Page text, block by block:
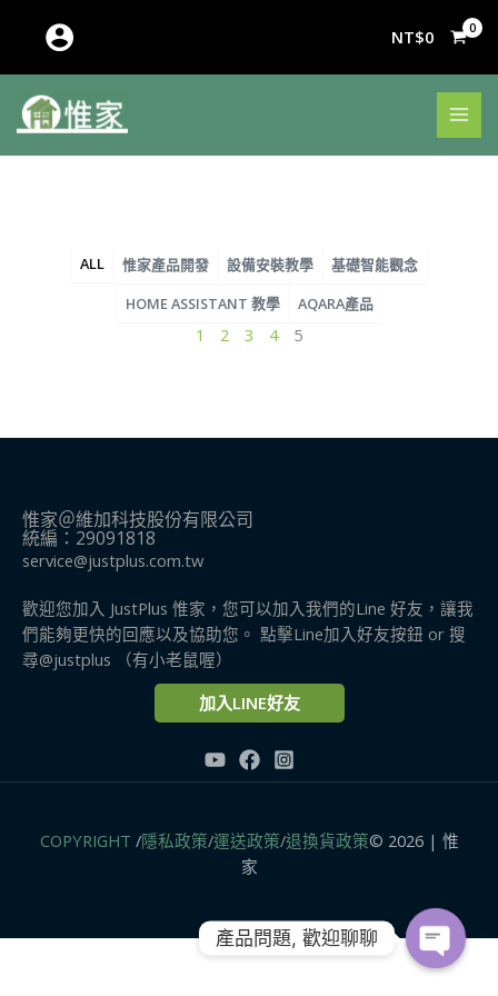
NT$0
惟家產品開發 設備安裝教學
基礎智能觀念
HOME ASSISTANT 教學
AQARA產品
ALL
頁1
頁
2
頁
3
頁
4
頁
5
惟家＠維加科技股份有限公司
統編：29091818
service@justplus.com.tw
歡迎您加入 JustPlus 惟家，您可以加入我們的Line 好友，讓我
們能夠更快的回應以及協助您。 點擊Line加入好友按鈕 or 搜
尋@justplus​ （有小老鼠喔）
加入LINE好友
COPYRIGHT /隱私政策/運送政策/退換貨政策© 2026 | 惟
家
產品問題, 歡迎聊聊
OPEN